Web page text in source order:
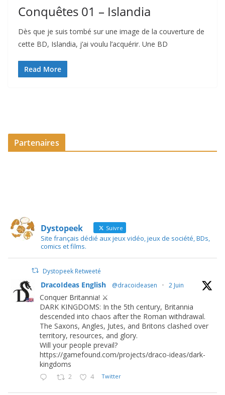
Conquêtes 01 – Islandia
Dès que je suis tombé sur une image de la couverture de
cette BD, Islandia, j’ai voulu l’acquérir. Une BD
Read More
Partenaires
Dystopeek Suivre
Site français dédié aux jeux vidéo, jeux de société, BDs,
comics et films.
Dystopeek Retweeté
DracoIdeas English @dracoideasen · 2 Juin
Conquer Britannia! ⚔️
DARK KINGDOMS: In the 5th century, Britannia
descended into chaos after the Roman withdrawal.
The Saxons, Angles, Jutes, and Britons clashed over
territory, resources, and glory.
Will your people prevail?
https://gamefound.com/projects/draco-ideas/dark-
kingdoms
2 4 Twitter